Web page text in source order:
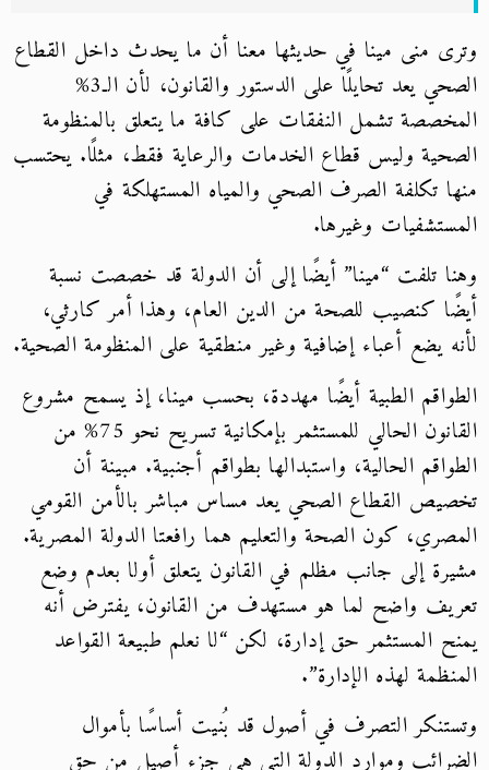
وترى منى مينا في حديثها معنا أن ما يحدث داخل القطاع
الصحي يعد تحايلًا على الدستور والقانون، لأن الـ3%
المخصصة تشمل النفقات على كافة ما يتعلق بالمنظومة
الصحية وليس قطاع الخدمات والرعاية فقط، مثلًا. يحتسب
منها تكلفة الصرف الصحي والمياه المستهلكة في
المستشفيات وغيرها.
وهنا تلفت “مينا” أيضًا إلى أن الدولة قد خصصت نسبة
أيضًا كنصيب للصحة من الدين العام، وهذا أمر كارثي،
لأنه يضع أعباء إضافية وغير منطقية على المنظومة الصحية.
الطواقم الطبية أيضًا مهددة، بحسب مينا، إذ يسمح مشروع
القانون الحالي للمستثمر بإمكانية تسريح نحو 75% من
الطواقم الحالية، واستبدالها بطواقم أجنبية. مبينة أن
تخصيص القطاع الصحي يعد مساس مباشر بالأمن القومي
المصري، كون الصحة والتعليم هما رافعتا الدولة المصرية.
مشيرة إلى جانب مظلم في القانون يتعلق أولا بعدم وضع
تعريف واضح لما هو مستهدف من القانون، يفترض أنه
يمنح المستثمر حق إدارة، لكن “لا نعلم طبيعة القواعد
المنظمة لهذه الإدارة”.
وتستنكر التصرف في أصول قد بُنيت أساسًا بأموال
الضرائب وموارد الدولة التي هي جزء أصيل من حق